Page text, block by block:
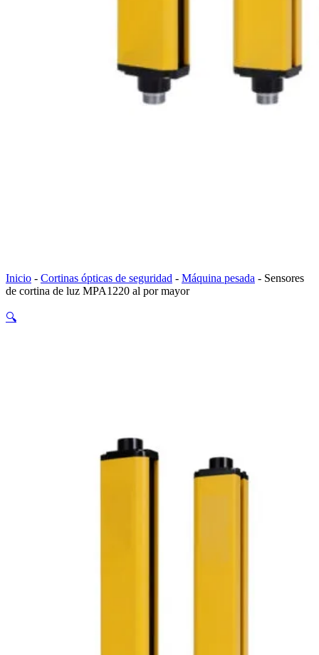
Inicio - Cortinas ópticas de seguridad - Máquina pesada - Sensores
de cortina de luz MPA1220 al por mayor
🔍